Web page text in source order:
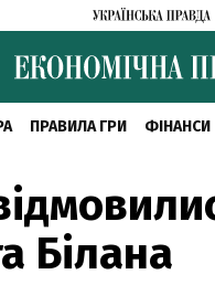
ПРАВИЛА ГРИ ФІНАНСИ
Білана